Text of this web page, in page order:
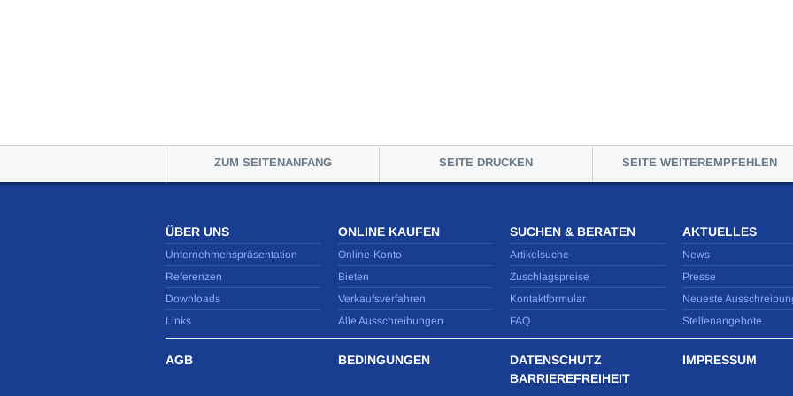
ZUM SEITENANFANG SEITE DRUCKEN SEITE WEITEREMPFEHLEN
ÜBER UNS
Unternehmenspräsentation
Referenzen
Downloads
Links
ONLINE KAUFEN
Online-Konto
Bieten
Verkaufsverfahren
Alle Ausschreibungen
SUCHEN & BERATEN
Artikelsuche
Zuschlagspreise
Kontaktformular
FAQ
AKTUELLES
News
Presse
Neueste
Stellenangebote
AGB BEDINGUNGEN
DATENSCHUTZ
BARRIEREFREIHEIT
IMPRESSUM